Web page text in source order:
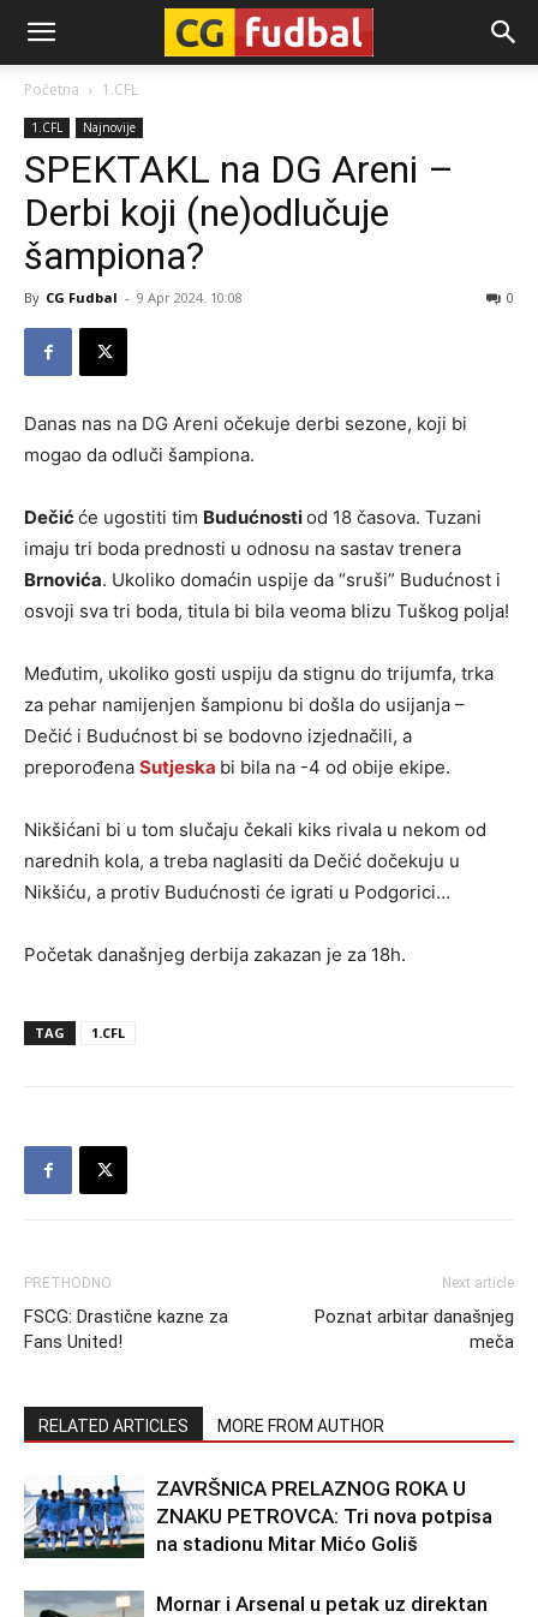
CG-
Fudbal
Početna 1.CFL
1.CFL Najnovije
SPEKTAKL na DG Areni –
Derbi koji (ne)odlučuje
šampiona?
By CG Fudbal - 9 Apr 2024. 10:08 0
Danas nas na DG Areni očekuje derbi sezone, koji bi
mogao da odluči šampiona.
Dečićće ugostiti tim Budućnostiod 18 časova. Tuzani
imaju tri boda prednosti u odnosu na sastav trenera
Brnovića. Ukoliko domaćin uspije da “sruši” Budućnost i
osvoji sva tri boda, titula bi bila veoma blizu Tuškog polja!
Međutim, ukoliko gosti uspiju da stignu do trijumfa, trka
za pehar namijenjen šampionu bi došla do usijanja –
Dečić i Budućnost bi se bodovno izjednačili, a
preporođena Sutjeska bi bila na -4 od obije ekipe.
Nikšićani bi u tom slučaju čekali kiks rivala u nekom od
narednih kola, a treba naglasiti da Dečić dočekuju u
Nikšiću, a protiv Budućnosti će igrati u Podgorici…
Početak današnjeg derbija zakazan je za 18h.
TAG 1.CFL
PRETHODNO
FSCG: Drastične kazne za
Fans United!
Next article
Poznat arbitar današnjeg
meča
RELATED ARTICLES MORE FROM AUTHOR
ZAVRŠNICA PRELAZNOG ROKA U
ZNAKU PETROVCA: Tri nova potpisa
na stadionu Mitar Mićo Goliš
Mornar i Arsenal u petak uz direktan